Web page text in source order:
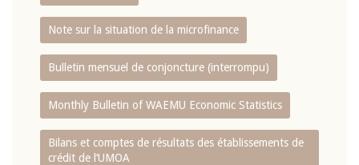
Note sur la situation de la microfinance
Bulletin mensuel de conjoncture (interrompu)
Monthly Bulletin of WAEMU Economic Statistics
Bilans et comptes de résultats des établissements de
crédit de l‘UMOA